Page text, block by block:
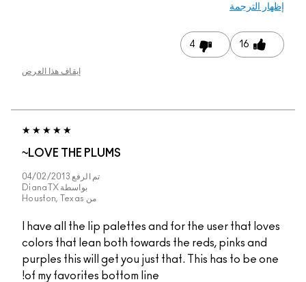
إظهار الترجمة
16
4
إيقاف هذا العرض
LOVE THE PLUMS~
تم الرفع 04/02/2013
بواسطة DianaTX
من Houston, Texas
I have all the lip palettes and for the user that loves
colors that lean both towards the reds, pinks and
purples this will get you just that. This has to be one
of my favorites bottom line!